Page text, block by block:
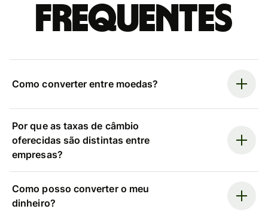
frequentes
Como converter entre moedas?
Por que as taxas de câmbio
oferecidas são distintas entre
empresas?
Como posso converter o meu
dinheiro?